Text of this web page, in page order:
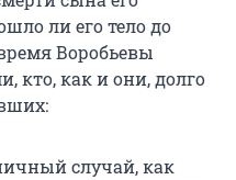
ли его тело до
Воробьевы
кто, как и они, долго
случай, как